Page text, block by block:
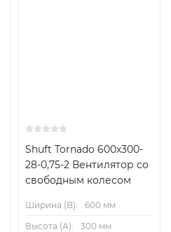
Shuft Tornado 600x300-
28-0,75-2 Вентилятор cо
свободным колесом
Ширина (B):
600 мм
Высота (А):
300 мм